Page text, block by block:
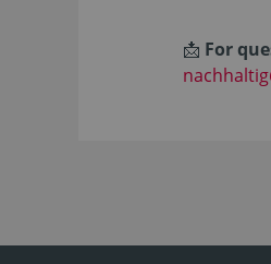
📩 For